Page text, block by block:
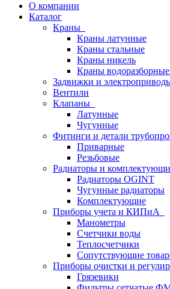
О компании
Каталог
Краны
Краны латунные
Краны стальные
Краны никель
Краны
Задвижки и
Вентили
Клапаны
Латунные
Чугунные
Фитинги и детали
Приварные
Резьбовые
Радиаторы и
Радиаторы OGINT
Чугунные радиаторы
Комплектующие
Приборы учета и КИПиА
Манометры
Счетчики воды
Теплосчетчики
Сопутствующие
Приборы очистки и
Грязевики